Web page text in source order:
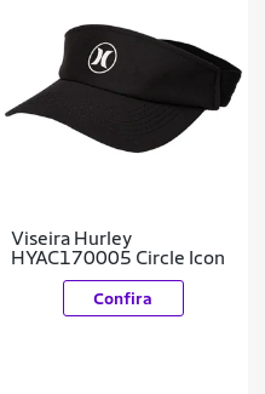
Viseira Hurley
HYAC170005 Circle Icon
Confira